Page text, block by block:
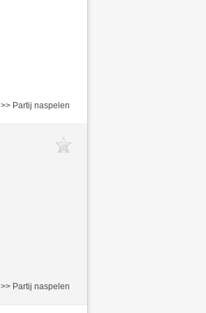
>> Partij naspelen
>> Partij naspelen